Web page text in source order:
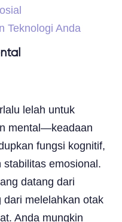
Teknologi Anda
lelah untuk
mental—keadaan
fungsi kognitif,
emosional.
datang dari
melelahkan otak
Anda mungkin